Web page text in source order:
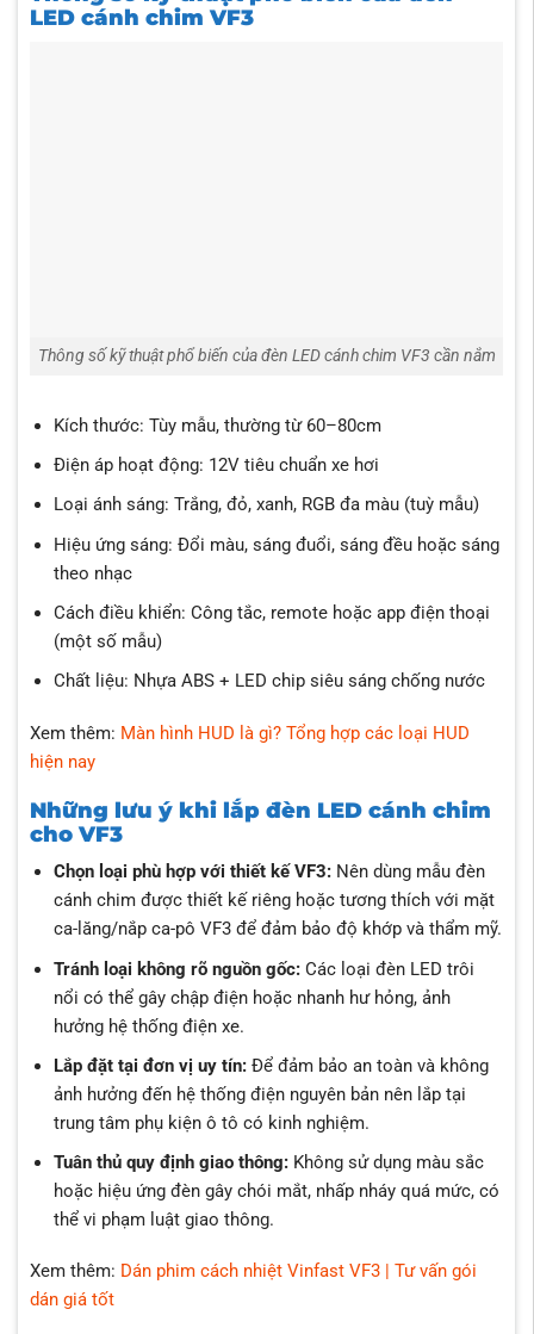
LED cánh chim VF3
Thông số kỹ thuật phổ biến của đèn LED cánh chim VF3 cần nắm
Kích thước: Tùy mẫu, thường từ 60–80cm
Điện áp hoạt động: 12V tiêu chuẩn xe hơi
Loại ánh sáng: Trắng, đỏ, xanh, RGB đa màu (tuỳ mẫu)
Hiệu ứng sáng: Đổi màu, sáng đuổi, sáng đều hoặc sáng
theo nhạc
Cách điều khiển: Công tắc, remote hoặc app điện thoại
(một số mẫu)
Chất liệu: Nhựa ABS + LED chip siêu sáng chống nước
Xem thêm: Màn hình HUD là gì? Tổng hợp các loại HUD
hiện nay
Những lưu ý khi lắp đèn LED cánh chim
cho VF3
Chọn loại phù hợp với thiết kế VF3: Nên dùng mẫu đèn
cánh chim được thiết kế riêng hoặc tương thích với mặt
ca-lăng/nắp ca-pô VF3 để đảm bảo độ khớp và thẩm mỹ.
Tránh loại không rõ nguồn gốc:Các loại đèn LED trôi
nổi có thể gây chập điện hoặc nhanh hư hỏng, ảnh
hưởng hệ thống điện xe.
Lắp đặt tại đơn vị uy tín:Để đảm bảo an toàn và không
ảnh hưởng đến hệ thống điện nguyên bản nên lắp tại
trung tâm phụ kiện ô tô có kinh nghiệm.
Tuân thủ quy định giao thông:Không sử dụng màu sắc
hoặc hiệu ứng đèn gây chói mắt, nhấp nháy quá mức, có
thể vi phạm luật giao thông.
Xem thêm: Dán phim cách nhiệt Vinfast VF3 | Tư vấn gói
dán giá tốt